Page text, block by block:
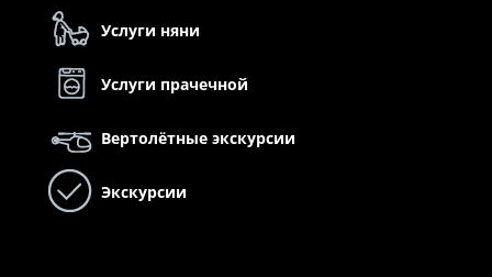
Услуги няни
Услуги прачечной
Вертолётные экскурсии
Экскурсии